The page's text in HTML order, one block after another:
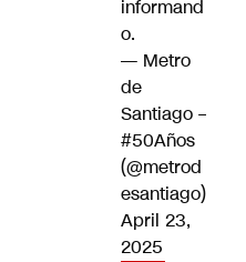
informand
o.
— Metro
de
Santiago –
#50Años
(@metrod
esantiago)
April 23,
2025